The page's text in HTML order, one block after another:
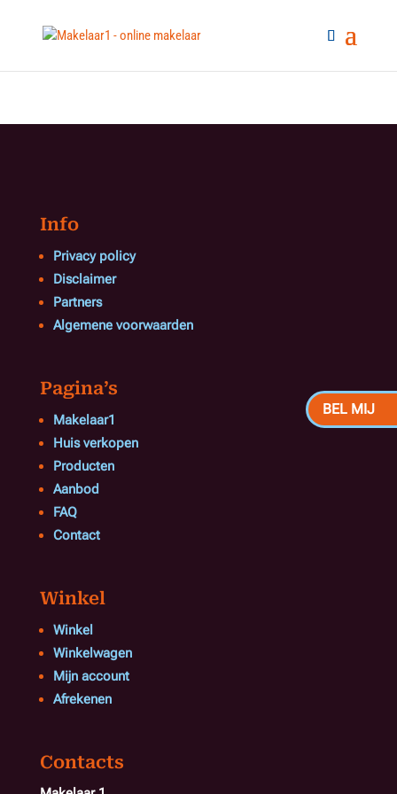
Info
Privacy policy
Disclaimer
Partners
Algemene voorwaarden
Pagina’s
Makelaar1
Huis verkopen
Producten
Aanbod
FAQ
Contact
Winkel
Winkel
Winkelwagen
Mijn account
Afrekenen
Contacts
BEL MIJ